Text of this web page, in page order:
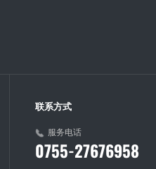
联系方式
服务电话
0755-27676958